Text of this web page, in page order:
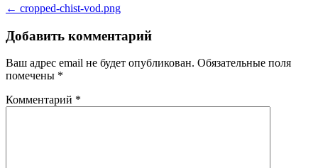
Навигация
по
записям
← cropped-chist-vod.png
Добавить комментарий
Ваш адрес email не будет опубликован. Обязательные поля
помечены *
Комментарий *